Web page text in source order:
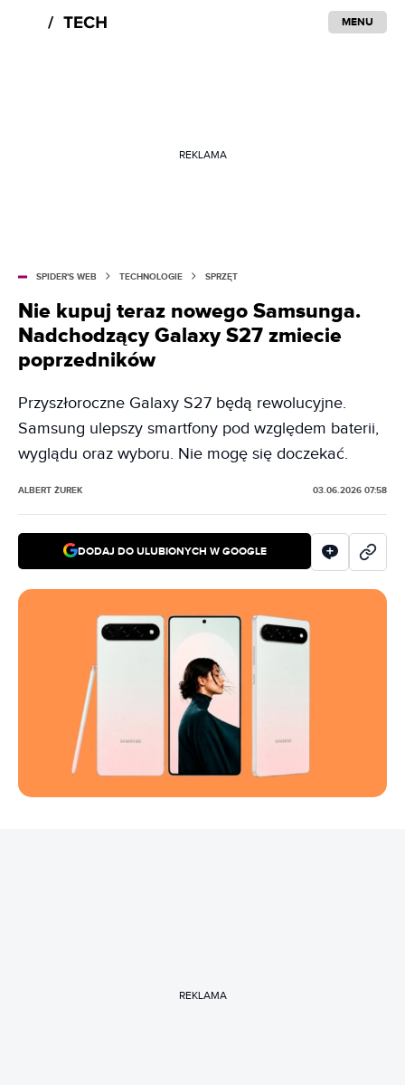
MENU
REKLAMA
SPIDER'S WEB TECHNOLOGIE SPRZĘT
Nie kupuj teraz nowego Samsunga.
Nadchodzący Galaxy S27 zmiecie
poprzedników
Przyszłoroczne Galaxy S27 będą rewolucyjne.
Samsung ulepszy smartfony pod względem baterii,
wyglądu oraz wyboru. Nie mogę się doczekać.
ALBERT ŻUREK 03.06.2026 07:58
DODAJ DO ULUBIONYCH W GOOGLE
REKLAMA